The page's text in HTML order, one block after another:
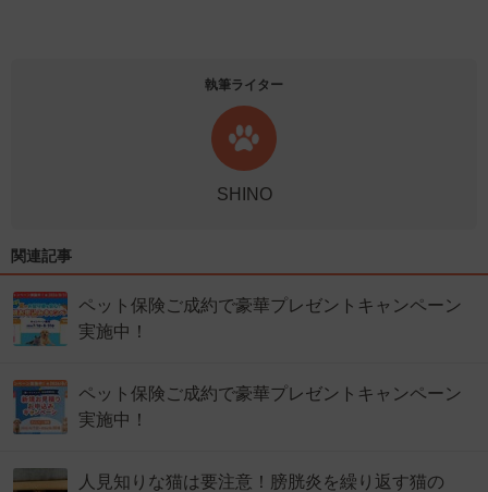
執筆ライター
SHINO
関連記事
ペット保険ご成約で豪華プレゼントキャンペーン
実施中！
ペット保険ご成約で豪華プレゼントキャンペーン
実施中！
人見知りな猫は要注意！膀胱炎を繰り返す猫の